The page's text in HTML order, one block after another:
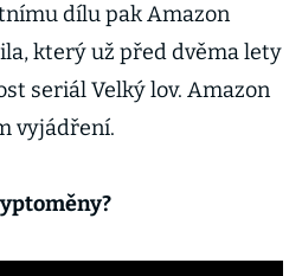
dílu pak Amazon
který už před dvěma lety
seriál Velký lov. Amazon
vyjádření.